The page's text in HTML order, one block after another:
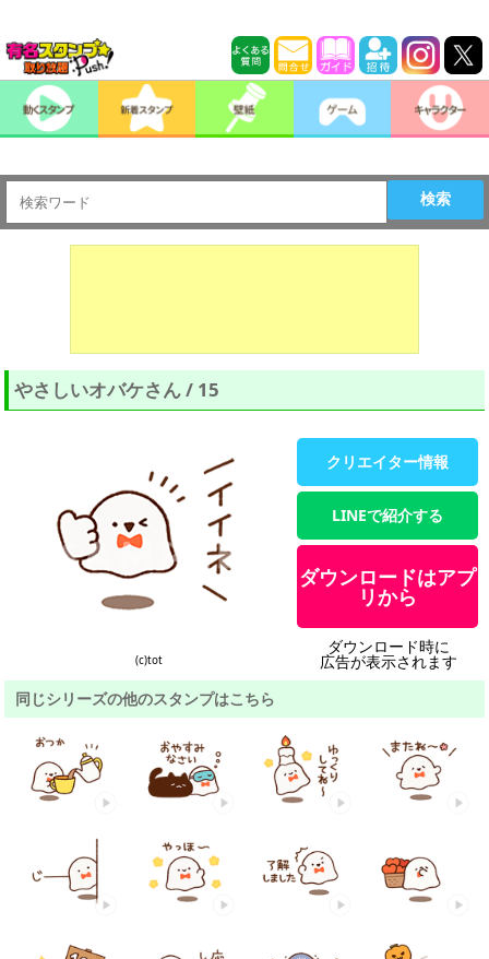
検索
やさしいオバケさん / 15
(c)tot
クリエイター情報
LINEで紹介する
ダウンロードはアプ
リから
ダウンロード時に
広告が表示されます
同じシリーズの他のスタンプはこちら